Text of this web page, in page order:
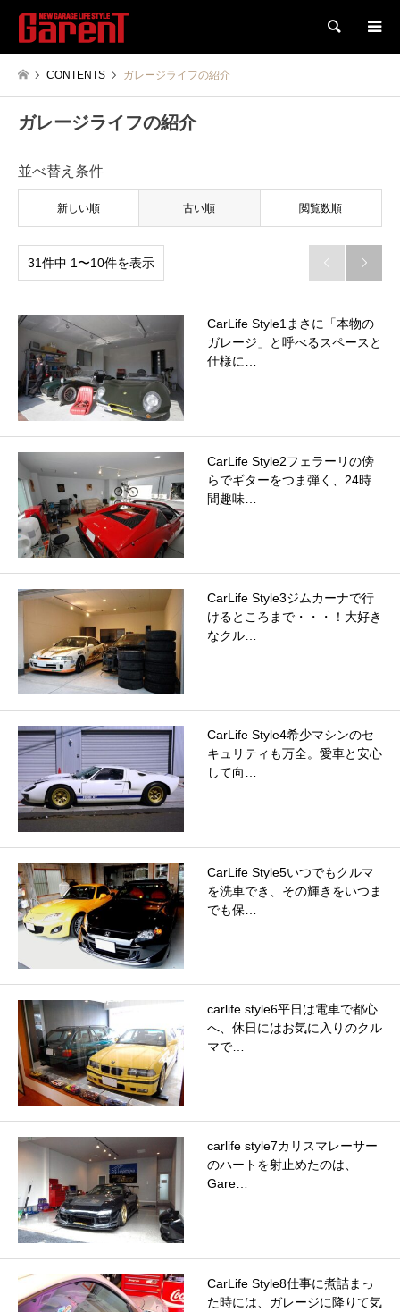
検索
CONTENTS ガレージライフの紹介
ガレージライフの紹介
並べ替え条件
新しい順 古い順 閲覧数順
31件中 1〜10件を表示  
CarLife Style1まさに「本物の
ガレージ」と呼べるスペースと
仕様に…
CarLife Style2フェラーリの傍
らでギターをつま弾く、24時
間趣味…
CarLife Style3ジムカーナで行
けるところまで・・・！大好き
なクル…
CarLife Style4希少マシンのセ
キュリティも万全。愛車と安心
して向…
CarLife Style5いつでもクルマ
を洗車でき、その輝きをいつま
でも保…
carlife style6平日は電車で都心
へ、休日にはお気に入りのクル
マで…
carlife style7カリスマレーサー
のハートを射止めたのは、
Gare…
CarLife Style8仕事に煮詰まっ
た時には、ガレージに降りて気